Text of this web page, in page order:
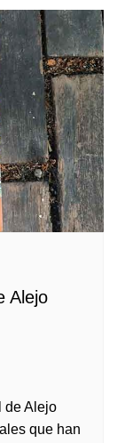
Alejo
de Alejo
que han